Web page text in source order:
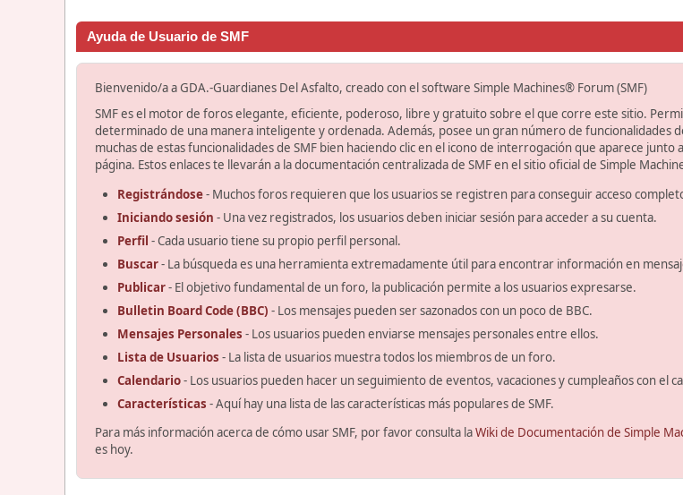
Ayuda de Usuario de SMF
Bienvenido/a a GDA.-Guardianes Del Asfalto, creado con el software Simple Machines® Forum (SMF)
SMF es el motor de foros elegante, eficiente, poderoso, libre y gratuito sobre el que corre este sitio.
determinado de una manera inteligente y ordenada. Además, posee un gran número de funcionalidades
muchas de estas funcionalidades de SMF bien haciendo clic en el icono de interrogación que aparece
página. Estos enlaces te llevarán a la documentación centralizada de SMF en el sitio oficial de Simple
Registrándose- Muchos foros requieren que los usuarios se registren para conseguir acceso
Iniciando sesión - Una vez registrados, los usuarios deben iniciar sesión para acceder a su cuenta.
Perfil - Cada usuario tiene su propio perfil personal.
Buscar- La búsqueda es una herramienta extremadamente útil para encontrar información en
Publicar- El objetivo fundamental de un foro, la publicación permite a los usuarios expresarse.
Bulletin Board Code (BBC) - Los mensajes pueden ser sazonados con un poco de BBC.
Mensajes Personales - Los usuarios pueden enviarse mensajes personales entre ellos.
Lista de Usuarios - La lista de usuarios muestra todos los miembros de un foro.
Calendario- Los usuarios pueden hacer un seguimiento de eventos, vacaciones y cumpleaños con el
Características - Aquí hay una lista de las características más populares de SMF.
Para más información acerca de cómo usar SMF, por favor consulta laWiki de Documentación de Simple
es hoy.